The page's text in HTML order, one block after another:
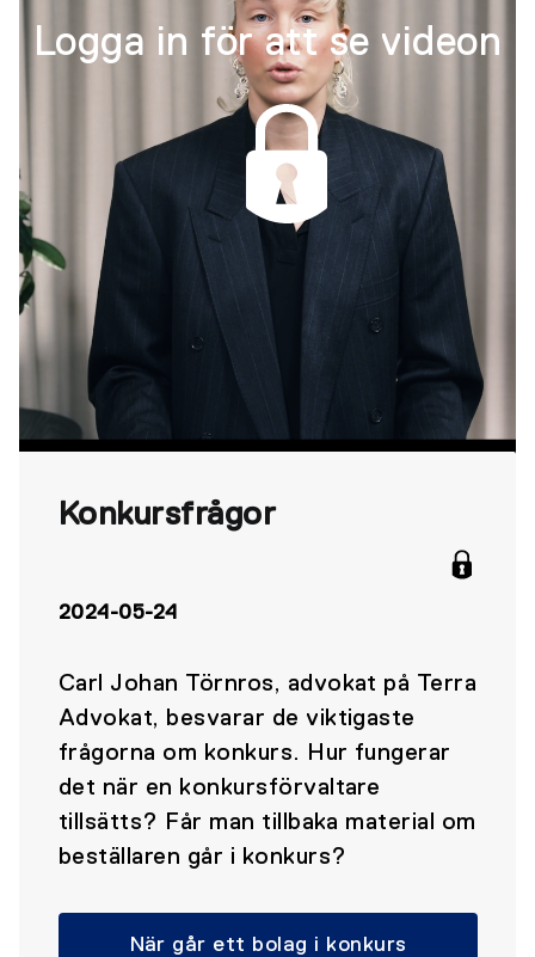
Logga in för att se videon
Konkursfrågor
2024-05-24
Carl Johan Törnros, advokat på Terra
Advokat, besvarar de viktigaste
frågorna om konkurs. Hur fungerar
det när en konkursförvaltare
tillsätts? Får man tillbaka material om
beställaren går i konkurs?
När går ett bolag i konkurs